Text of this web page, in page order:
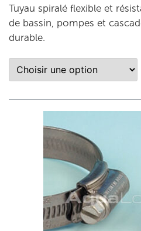
Tuyau spiralé flexible et
de bassin, pompes et
durable.